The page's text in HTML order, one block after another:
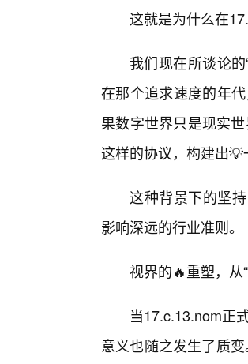
这就是为什么在
我们现在所谈论
在那个追求速度的年
果数字世界只是现实
这样的协议，构建出
这种背景下的坚
影响深远的行业准则。
视界的🔥重塑，从
当17.c.13.nom正
意义也随之发生了质